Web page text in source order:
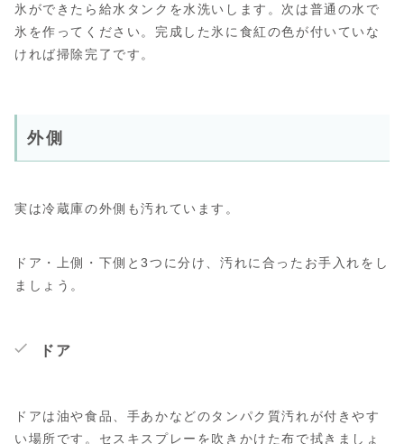
氷ができたら給水タンクを水洗いします。次は普通の水で
氷を作ってください。完成した氷に食紅の色が付いていな
ければ掃除完了です。
外側
実は冷蔵庫の外側も汚れています。
ドア・上側・下側と3つに分け、汚れに合ったお手入れをし
ましょう。
ドア
ドアは油や食品、手あかなどのタンパク質汚れが付きやす
い場所です。セスキスプレーを吹きかけた布で拭きましょ